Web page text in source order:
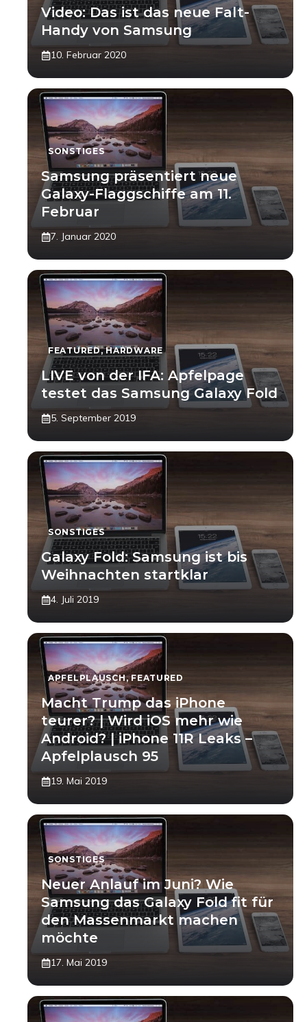
Video: Das ist das neue Falt-
Handy von Samsung
10. Februar 2020
SONSTIGES
Samsung präsentiert neue
Galaxy-Flaggschiffe am 11.
Februar
7. Januar 2020
FEATURED,HARDWARE
LIVE von der IFA: Apfelpage
testet das Samsung Galaxy Fold
5. September 2019
SONSTIGES
Galaxy Fold: Samsung ist bis
Weihnachten startklar
4. Juli 2019
APFELPLAUSCH,FEATURED
Macht Trump das iPhone
teurer? | Wird iOS mehr wie
Android? | iPhone 11R Leaks –
Apfelplausch 95
19. Mai 2019
SONSTIGES
Neuer Anlauf im Juni? Wie
Samsung das Galaxy Fold fit für
den Massenmarkt machen
möchte
17. Mai 2019